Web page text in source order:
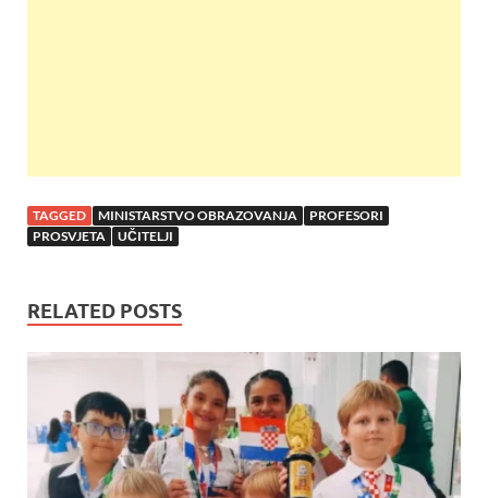
TAGGED MINISTARSTVO OBRAZOVANJA
PROFESORI
PROSVJETA
UČITELJI
RELATED POSTS